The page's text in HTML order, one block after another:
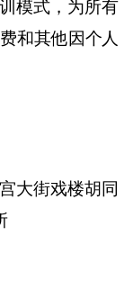
模式，为所有
和其他因个人
大街戏楼胡同